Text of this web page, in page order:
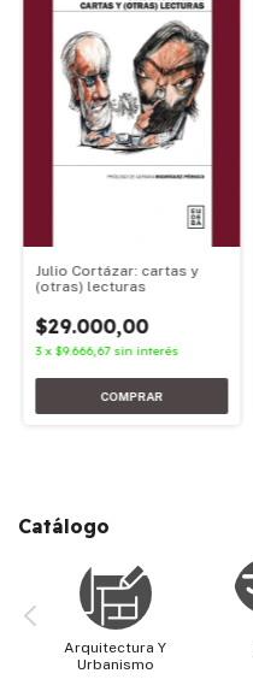
Julio Cortázar: cartas y
(otras) lecturas
$29.000,00
3 x $9.666,67 sin interés
Catálogo
Arquitectura Y
Urbanismo